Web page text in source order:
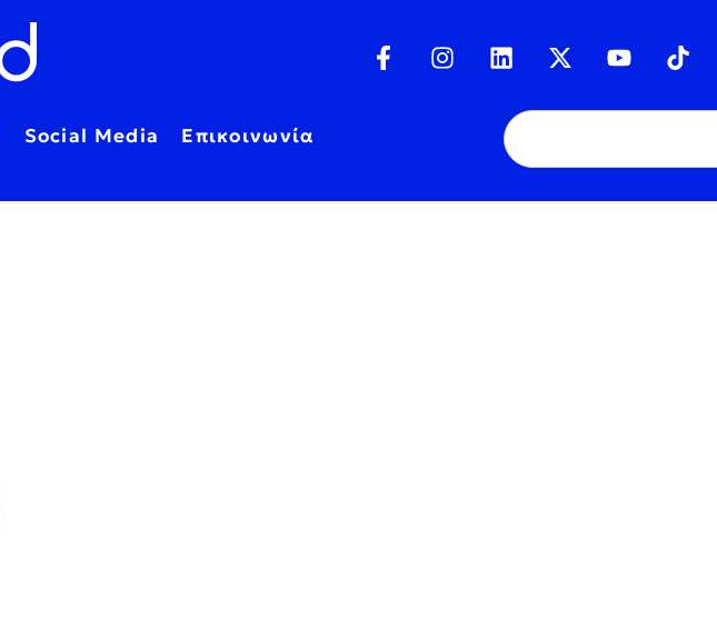
Social Media Επικοινωνία